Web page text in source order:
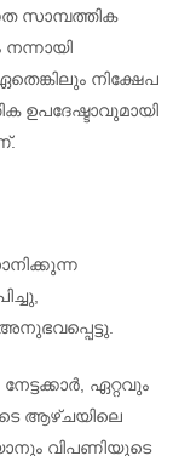
സാമ്പത്തിക
നിക്ഷേപ
ഉപദേഷ്ടാവുമായി
ഏറ്റവും
ആഴ്‌ചയിലെ
വിപണിയുടെ